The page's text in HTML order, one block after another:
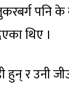
थिए ।
र उनी